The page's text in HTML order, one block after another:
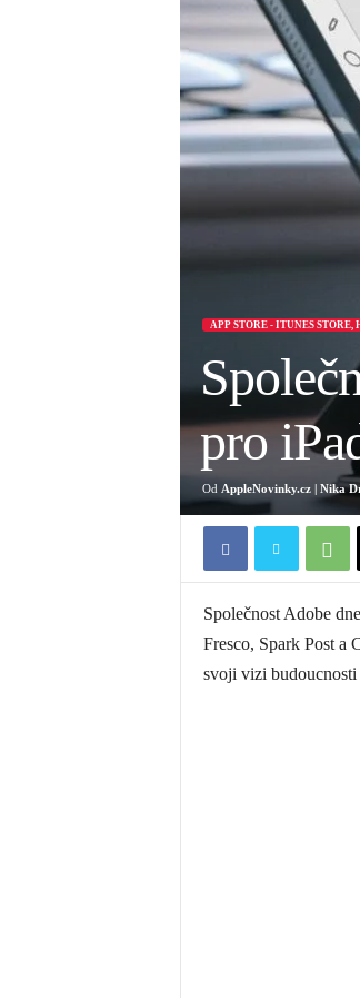
APP STORE - ITUNES
pro
Od AppleNovinky.cz | Nika
Společnost Adobe
Fresco, Spark Post a
svoji vizi